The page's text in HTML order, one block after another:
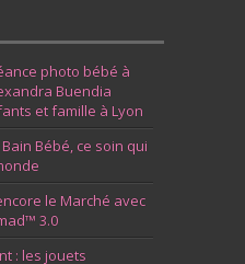
photo bébé à
Buendia
et famille à Lyon
Bébé, ce soin qui
le Marché avec
3.0
: les jouets